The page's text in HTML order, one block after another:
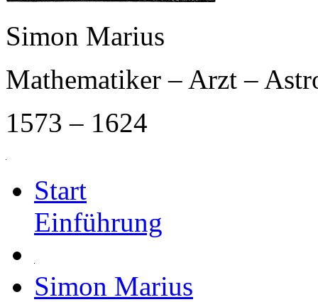
Simon Marius
Mathematiker – Arzt –
1573 – 1624
Start
Einführung
Simon Marius